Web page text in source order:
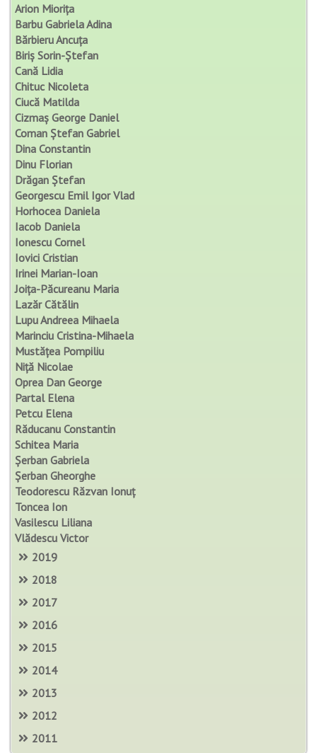
Arion Miorița
Barbu Gabriela Adina
Bărbieru Ancuța
Biriș Sorin-Ștefan
Cană Lidia
Chituc Nicoleta
Ciucă Matilda
Cizmaș George Daniel
Coman Ștefan Gabriel
Dina Constantin
Dinu Florian
Drăgan Ștefan
Georgescu Emil Igor Vlad
Horhocea Daniela
Iacob Daniela
Ionescu Cornel
Iovici Cristian
Irinei Marian-Ioan
Joița-Păcureanu Maria
Lazăr Cătălin
Lupu Andreea Mihaela
Marinciu Cristina-Mihaela
Mustățea Pompiliu
Niță Nicolae
Oprea Dan George
Partal Elena
Petcu Elena
Răducanu Constantin
Schitea Maria
Șerban Gabriela
Șerban Gheorghe
Teodorescu Răzvan Ionuț
Toncea Ion
Vasilescu Liliana
Vlădescu Victor
2019
2018
2017
2016
2015
2014
2013
2012
2011